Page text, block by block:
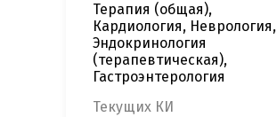
Терапия (общая),
Кардиология, Неврология,
Эндокринология
(терапевтическая),
Гастроэнтерология
Текущих КИ